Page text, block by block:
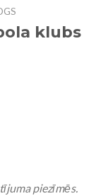
klubs
piezīmēs.